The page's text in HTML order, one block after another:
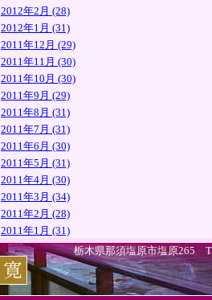
2012年2月 (28)
2012年1月 (31)
2011年12月 (29)
2011年11月 (30)
2011年10月 (30)
2011年9月 (29)
2011年8月 (31)
2011年7月 (31)
2011年6月 (30)
2011年5月 (31)
2011年4月 (30)
2011年3月 (34)
2011年2月 (28)
2011年1月 (31)
栃木県那須塩原市塩原265